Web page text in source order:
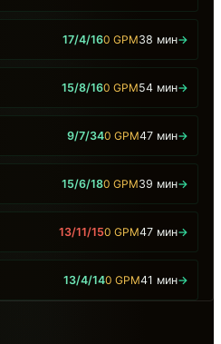
17/4/160 GPM38 мин→
15/8/160 GPM54 мин→
9/7/340 GPM47 мин→
15/6/180 GPM39 мин→
13/11/150 GPM47 мин→
13/4/140 GPM41 мин→